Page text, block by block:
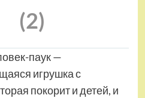
(2)
паук —
игрушка с
покорит и детей, и